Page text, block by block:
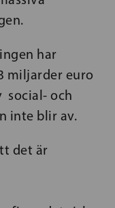
har
miljarder euro
social- och
inte blir av.
det är